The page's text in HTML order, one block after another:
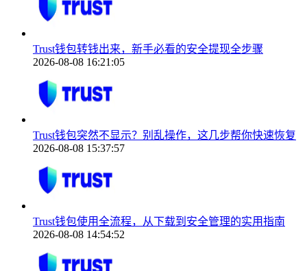
Trust钱包转钱出来，新手必看的安全提现全步骤
2026-08-08 16:21:05
Trust钱包突然不显示？别乱操作，这几步帮你快速恢复
2026-08-08 15:37:57
Trust钱包使用全流程，从下载到安全管理的实用指南
2026-08-08 14:54:52